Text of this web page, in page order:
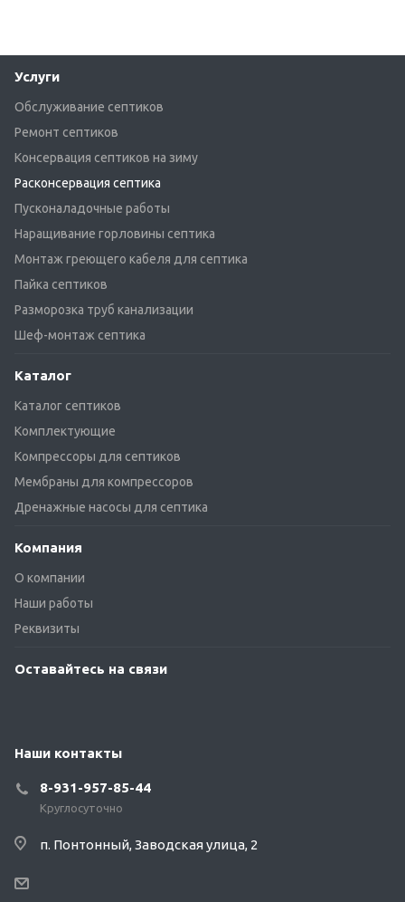
Услуги
Обслуживание септиков
Ремонт септиков
Консервация септиков на зиму
Расконсервация септика
Пусконаладочные работы
Наращивание горловины септика
Монтаж греющего кабеля для септика
Пайка септиков
Разморозка труб канализации
Шеф-монтаж септика
Каталог
Каталог септиков
Комплектующие
Компрессоры для септиков
Мембраны для компрессоров
Дренажные насосы для септика
Компания
О компании
Наши работы
Реквизиты
Оставайтесь на связи
Наши контакты
8-931-957-85-44
Круглосуточно
п. Понтонный, Заводская улица, 2